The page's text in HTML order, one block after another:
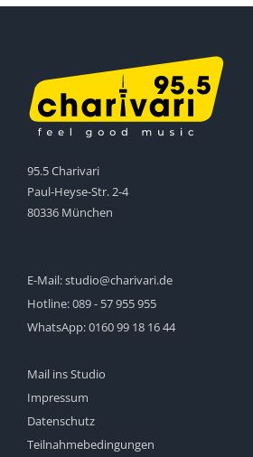
95.5 Charivari
Paul-Heyse-Str. 2-4
80336 München
E-Mail:studio@charivari.de
Hotline:089 - 57 955 955
WhatsApp:0160 99 18 16 44
Mail ins Studio
Impressum
Datenschutz
Teilnahmebedingungen